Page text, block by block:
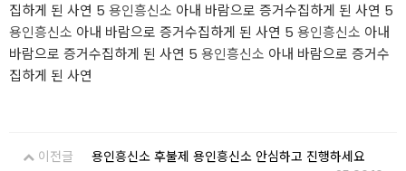
집하게 된 사연 5 용인흥신소 아내 바람으로 증거수집하게 된 사연 5
용인흥신소 아내 바람으로 증거수집하게 된 사연 5 용인흥신소 아내
바람으로 증거수집하게 된 사연 5 용인흥신소 아내 바람으로 증거수
집하게 된 사연
이전글
용인흥신소 후불제 용인흥신소 안심하고 진행하세요